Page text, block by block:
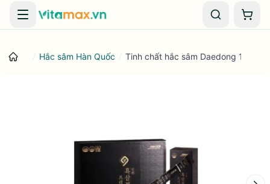
Danh mục Giỏ
Hắc sâm Hàn Quốc Tinh chất hắc sâm Daedong 12mg/